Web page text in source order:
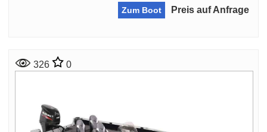
Zum Boot Preis auf Anfrage
326 0